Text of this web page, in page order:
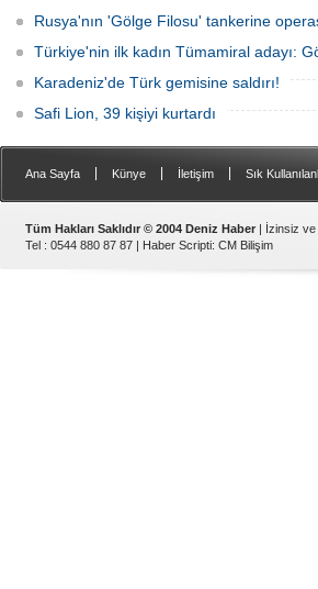
Rusya'nın 'Gölge Filosu' tankerine
Türkiye'nin ilk kadın Tümamiral adayı:
Karadeniz'de Türk gemisine saldırı!
Safi Lion, 39 kişiyi kurtardı
Ana Sayfa Künye İletişim Sık
Tüm Hakları Saklıdır © 2004 Deniz Haber | İzinsiz
Tel : 0544 880 87 87 | Haber Scripti: CM Bilişim